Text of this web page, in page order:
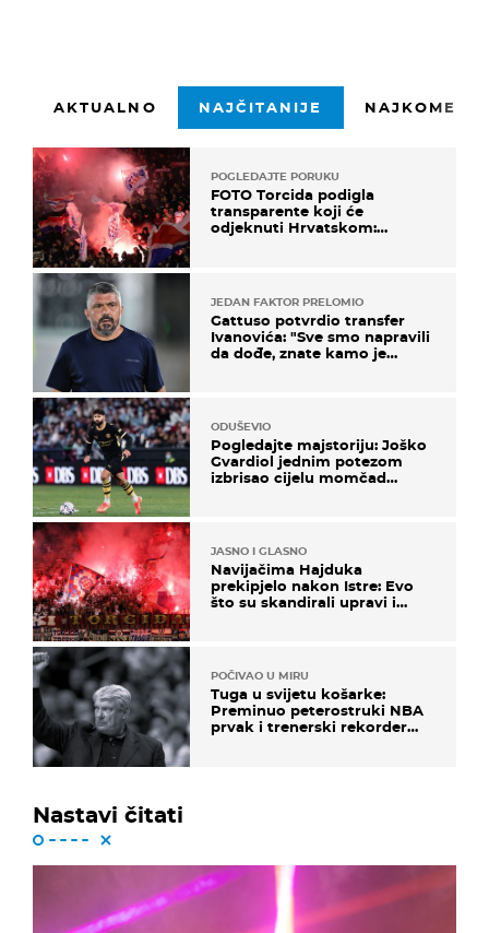
AKTUALNO NAJČITANIJE
POGLEDAJTE PORUKU
FOTO Torcida podigla
transparente koji će
odjeknuti Hrvatskom:
JEDAN FAKTOR PRELOMIO
Gattuso potvrdio transfer
Ivanovića: "Sve smo napravili
da dođe, znate kamo je
ODUŠEVIO
Pogledajte majstoriju: Joško
Gvardiol jednim potezom
izbrisao cijelu momčad
JASNO I GLASNO
Navijačima Hajduka
prekipjelo nakon Istre: Evo
što su skandirali upravi i
POČIVAO U MIRU
Tuga u svijetu košarke:
Preminuo peterostruki NBA
prvak i trenerski rekorder
Nastavi čitati